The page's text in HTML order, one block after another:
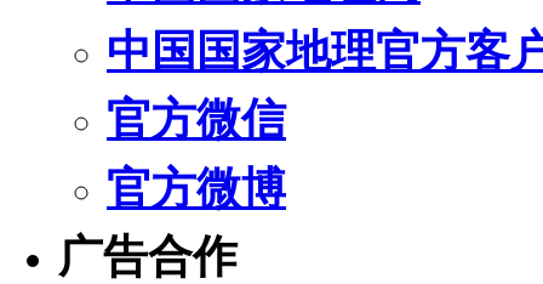
中国国家地理官方客
官方微信
官方微博
广告合作